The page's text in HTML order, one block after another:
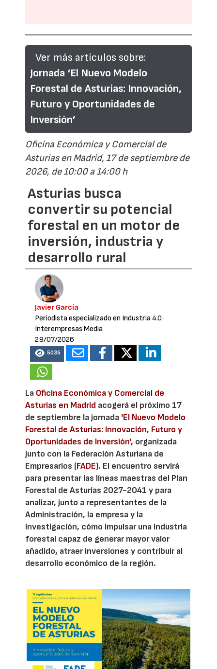
Ver más artículos sobre:
Jornada ‘El Nuevo Modelo
Forestal de Asturias: Innovación,
Futuro y Oportunidades de
Inversión’
Oficina Económica y Comercial de
Asturias en Madrid, 17 de septiembre de
2026, de 10:00 a 14:00 h
Asturias busca
convertir su potencial
forestal en un motor de
inversión, industria y
desarrollo rural
Javier García
Periodista especializado en Industria 4.0 ·
Interempresas Media
29/07/2026
5035
La Oficina Económica y Comercial de
Asturias en Madrid acogerá el próximo 17
de septiembre la jornada 'El Nuevo Modelo
Forestal de Asturias: Innovación, Futuro y
Oportunidades de Inversión', organizada
junto con la Federación Asturiana de
Empresarios (FADE). El encuentro servirá
para presentar las líneas maestras del Plan
Forestal de Asturias 2027-2041 y para
analizar, junto a representantes de la
Administración, la empresa y la
investigación, cómo impulsar una industria
forestal capaz de generar mayor valor
añadido, atraer inversiones y contribuir al
desarrollo económico de la región.